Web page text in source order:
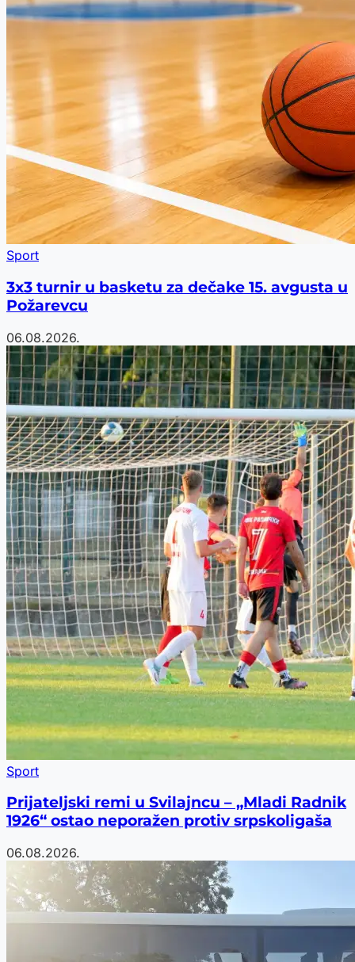
Sport
3x3 turnir u basketu za dečake 15. avgusta u
Požarevcu
06.08.2026.
Sport
Prijateljski remi u Svilajncu – „Mladi Radnik
1926“ ostao neporažen protiv srpskoligaša
06.08.2026.